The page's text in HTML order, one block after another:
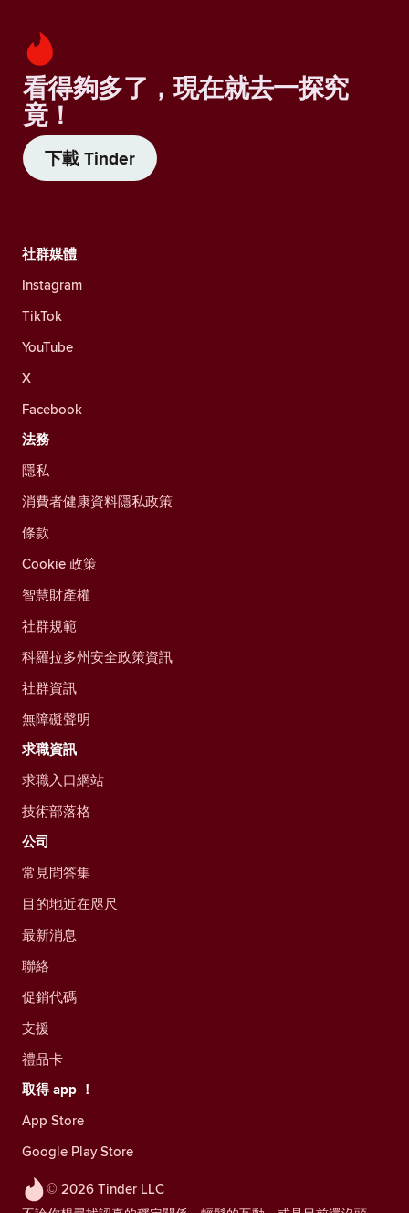
看得夠多了，現在就去一探究
竟！
下載 Tinder
© 2026 Tinder LLC
社群媒體
Instagram
TikTok
YouTube
X
Facebook
法務
隱私
消費者健康資料隱私政策
條款
Cookie 政策
智慧財產權
社群規範
科羅拉多州安全政策資訊
社群資訊
無障礙聲明
求職資訊
求職入口網站
技術部落格
公司
常見問答集
目的地近在咫尺
最新消息
聯絡
促銷代碼
支援
禮品卡
取得 app ！
App Store
Google Play Store